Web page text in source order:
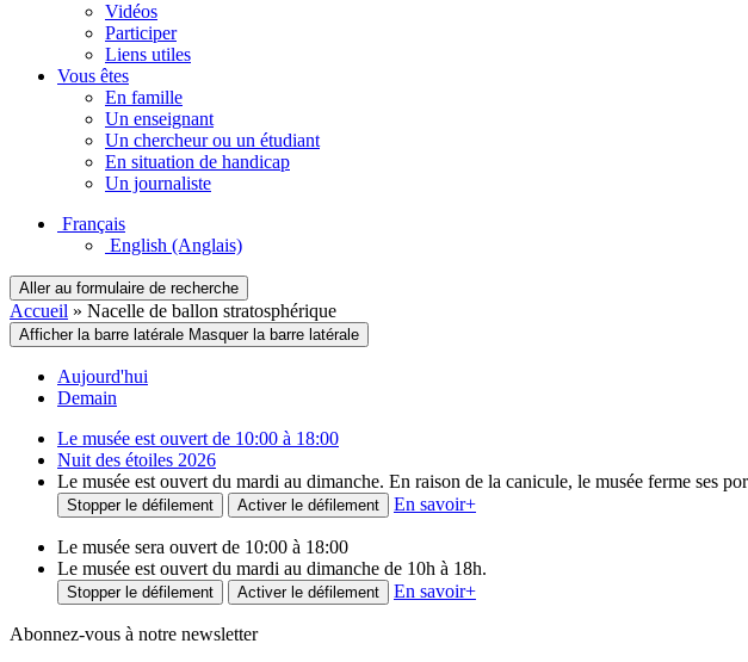
Vidéos
Participer
Liens utiles
Vous êtes
En famille
Un enseignant
Un chercheur ou un étudiant
En situation de handicap
Un journaliste
Français
English (Anglais)
Aller au formulaire de recherche
Accueil » Nacelle de ballon stratosphérique
Afficher la barre latérale Masquer la barre latérale
Aujourd'hui
Demain
Le musée est ouvert de 10:00 à 18:00
Nuit des étoiles 2026
Le musée est ouvert du mardi au dimanche. En raison de la canicule, le musée ferme ses
Stopper le défilement Activer le défilement En savoir+
Le musée sera ouvert de 10:00 à 18:00
Le musée est ouvert du mardi au dimanche de 10h à 18h.
Stopper le défilement Activer le défilement En savoir+
Abonnez-vous à notre newsletter